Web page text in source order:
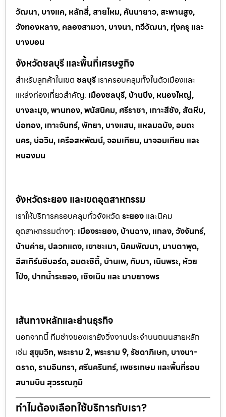
วัฒนา, บางแค, หลักสี่, สายไหม, คันนายาว, สะพานสูง,
วังทองหลาง, คลองสามวา, บางนา, ทวีวัฒนา, ทุ่งครุ และ
บางบอน
จังหวัดชลบุรี และพื้นที่เศรษฐกิจ
สำหรับลูกค้าในเขต ชลบุรี เราครอบคลุมทั้งในตัวเมืองและ
แหล่งท่องเที่ยวสำคัญ: เมืองชลบุรี, บ้านบึง, หนองใหญ่,
บางละมุง, พานทอง, พนัสนิคม, ศรีราชา, เกาะสีชัง, สัตหีบ,
บ่อทอง, เกาะจันทร์, พัทยา, บางแสน, แหลมฉบัง, อมตะ
นคร, บ่อวิน, เครือสหพัฒน์, จอมเทียน, นาจอมเทียน และ
หนองมน
จังหวัดระยอง และเขตอุตสาหกรรม
เราให้บริการครอบคลุมทั่วจังหวัด ระยอง และนิคม
อุตสาหกรรมต่างๆ: เมืองระยอง, บ้านฉาง, แกลง, วังจันทร์,
บ้านค่าย, ปลวกแดง, เขาชะเมา, นิคมพัฒนา, มาบตาพุด,
อีสเทิร์นซีบอร์ด, อมตะซิตี้, บ้านเพ, ทับมา, เนินพระ, ห้วย
โป่ง, ปากน้ำระยอง, เชิงเนิน และ มาบยางพร
เส้นทางหลักและย่านธุรกิจ
นอกจากนี้ ทีมช่างของเรายังวิ่งงานประจำบนถนนสายหลัก
เช่น สุขุมวิท, พระราม 2, พระราม 9, รัชดาภิเษก, บางนา-
ตราด, รามอินทรา, ศรีนครินทร์, เพชรเกษม และพื้นที่รอบ
สนามบิน สุวรรณภูมิ
ทำไมต้องเลือกใช้บริการกับเรา?